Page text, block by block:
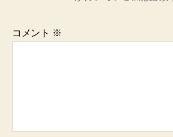
コメント ※